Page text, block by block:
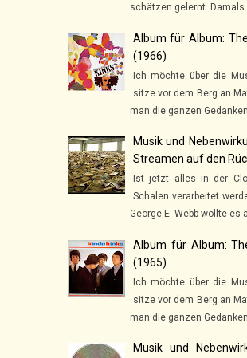
schätzen gelernt. Damals
Album für Album:
(1966)
Ich möchte über die
sitze vor dem Berg an
man die ganzen
Musik und
Streamen auf den
Ist jetzt alles in der
Schalen verarbeitet
George E. Webb wollte es
Album für Album:
(1965)
Ich möchte über die
sitze vor dem Berg an
man die ganzen
Musik und